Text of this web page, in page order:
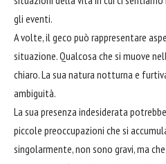
gli eventi.
A volte, il geco può rappresentare
situazione. Qualcosa che si muove
chiaro. La sua natura notturna e
ambiguità.
La sua presenza indesiderata
piccole preoccupazioni che si
singolarmente, non sono gravi, ma